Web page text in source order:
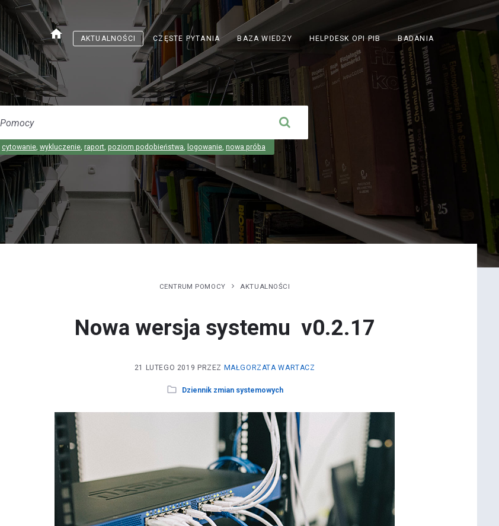
home AKTUALNOŚCI CZĘSTE PYTANIA BAZA WIEDZY HELPDESK OPI PIBODNOŚNIK
OTWIERA
SIĘ
W
NOWEJ
KARCIE
BADANIA
cytowanie, wykluczenie, raport, poziom podobieństwa, logowanie, nowa próba
CENTRUM POMOCY AKTUALNOŚCI
Nowa wersja systemu v0.2.17
21 LUTEGO 2019 PRZEZ MAŁGORZATA WARTACZ
Dziennik zmian systemowych